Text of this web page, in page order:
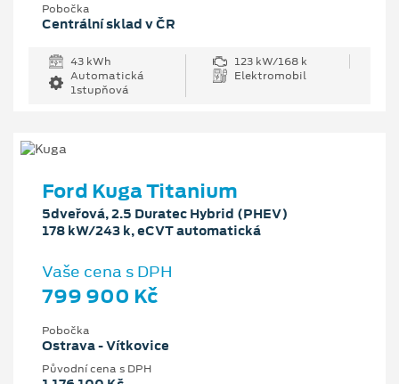
Pobočka
Centrální sklad v ČR
43 kWh
123 kW/168 k
Automatická
1stupňová
Elektromobil
Ford Kuga Titanium
5dveřová, 2.5 Duratec Hybrid (PHEV)
178 kW/243 k, eCVT automatická
Vaše cena s DPH
799 900 Kč
Pobočka
Ostrava - Vítkovice
Původní cena s DPH